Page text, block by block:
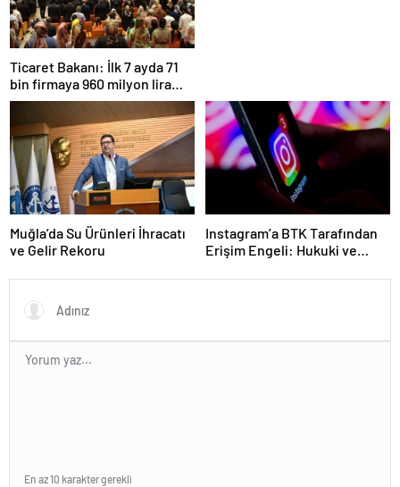
Ticaret Bakanı: İlk 7 ayda 71
bin firmaya 960 milyon lira
ceza uygulandı
Muğla’da Su Ürünleri İhracatı
ve Gelir Rekoru
Instagram’a BTK Tarafından
Erişim Engeli: Hukuki ve
En az 10 karakter gerekli